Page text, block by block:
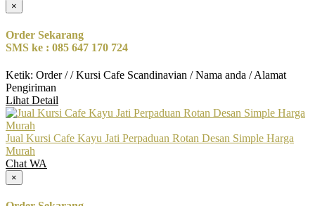
×
Order Sekarang
SMS ke : 085 647 170 724
Ketik: Order / / Kursi Cafe Scandinavian / Nama anda / Alamat
Pengiriman
Lihat Detail
Jual Kursi Cafe Kayu Jati Perpaduan Rotan Desan Simple Harga
Murah
Chat WA
×